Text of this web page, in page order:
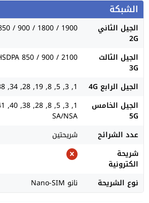
الشبكة
الجيل الثاني
2G
/ 900 / 1800 / 1900
الجيل الثالث
3G
850 / 900 / 2100
الجيل الرابع 4G
1, 3, 5, 8, 19, 28, 34, 38, 39, 40, 41, 42, 48
الجيل الخامس
5G
SA/NSA
عدد الشرائح
شريحتين
شريحة
الكترونية
نوع الشريحة
نانو Nano-SIM